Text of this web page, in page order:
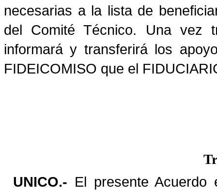
necesarias a la lista de
del Comité Técnico. Una vez
informará y transferirá los
FIDEICOMISO que el
UNICO.- El presente